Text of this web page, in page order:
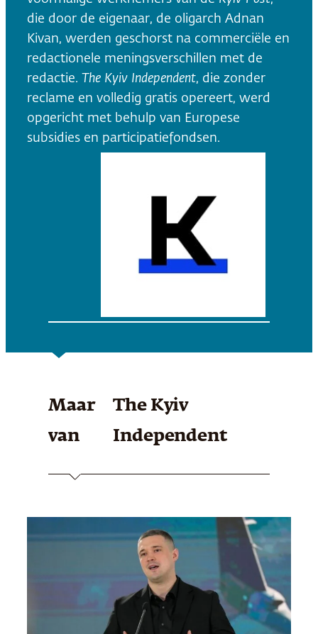
die door de eigenaar, de oligarch Adnan
Kivan, werden geschorst na commerciële en
redactionele meningsverschillen met de
redactie. The Kyiv Independent, die zonder
reclame en volledig gratis opereert, werd
opgericht met behulp van Europese
subsidies en participatiefondsen.
Maar
van
The Kyiv
Independent